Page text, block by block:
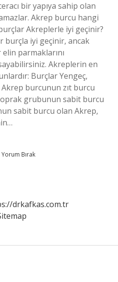
bir yapıya sahip olan
Akrep burcu hangi
Akreplerle iyi geçinir?
burçla iyi geçinir, ancak
parmaklarını
Akreplerin en
Burçlar Yengeç,
Akrep burcunun zıt burcu
grubunun sabit burcu
sabit burcu olan Akrep,
Yorum Bırak
drkafkas.com.tr